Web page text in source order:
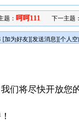
题：呵呵111 下一主题
[加为好友][发送消息][个人
们将尽快开放您